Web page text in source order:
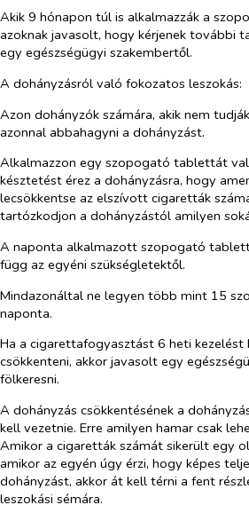
Akik 9 hónapon túl is alkalmazzák a
azoknak javasolt, hogy kérjenek további
egy egészségügyi szakembertől.
A dohányzásról való fokozatos leszokás:
Azon dohányzók számára, akik nem
azonnal abbahagyni a dohányzást.
Alkalmazzon egy szopogató tablettát
késztetést érez a dohányzásra, hogy
lecsökkentse az elszívott cigaretták
tartózkodjon a dohányzástól amilyen
A naponta alkalmazott szopogató
függ az egyéni szükségletektől.
Mindazonáltal ne legyen több mint 15
naponta.
Ha a cigarettafogyasztást 6 heti kezelést
csökkenteni, akkor javasolt egy
fölkeresni.
A dohányzás csökkentésének a
kell vezetnie. Erre amilyen hamar csak
Amikor a cigaretták számát sikerült egy
amikor az egyén úgy érzi, hogy képes
dohányzást, akkor át kell térni a fent
leszokási sémára.